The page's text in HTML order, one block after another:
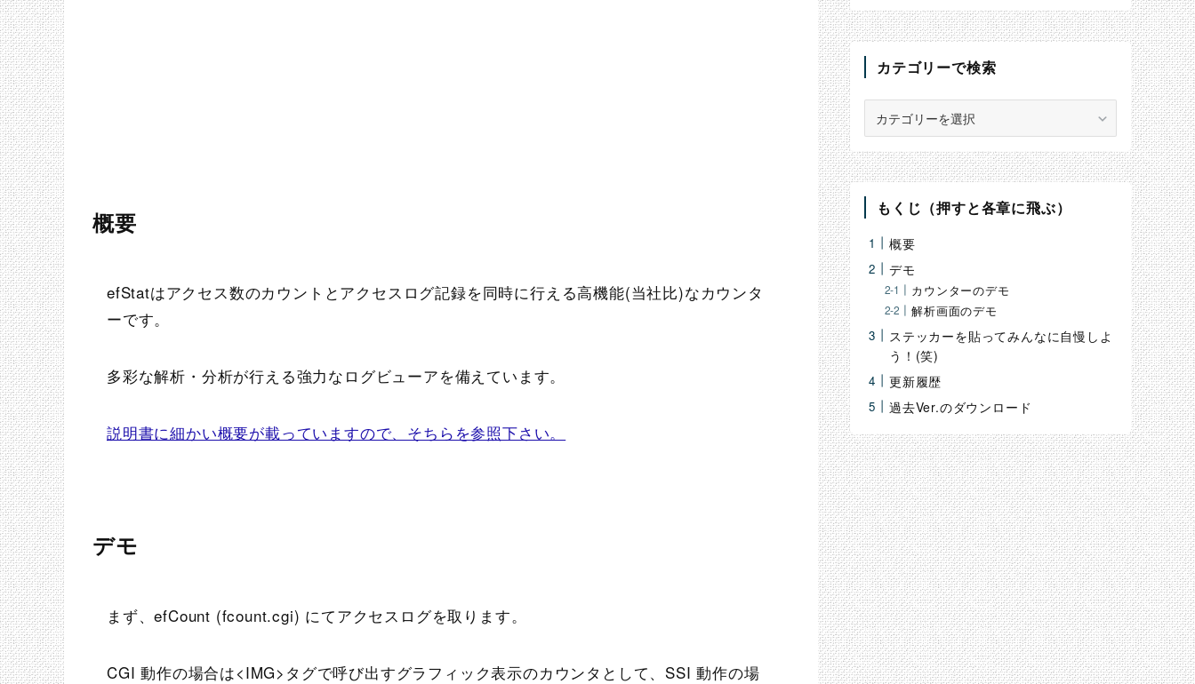
概要
efStatはアクセス数のカウントとアクセスログ記録を同時に行える高機能(当社比)なカウンタ
ーです。
多彩な解析・分析が行える強力なログビューアを備えています。
説明書に細かい概要が載っていますので、そちらを参照下さい。
デモ
まず、efCount (fcount.cgi) にてアクセスログを取ります。
CGI 動作の場合は<IMG>タグで呼び出すグラフィック表示のカウンタとして、SSI 動作の場
カテゴリーで検索
リ
ー
索
もくじ（押すと各章に飛ぶ）
概要
デモ
カウンターのデモ
解析画面のデモ
ステッカーを貼ってみんなに自慢しよ
う！(笑)
更新履歴
過去Ver.のダウンロード